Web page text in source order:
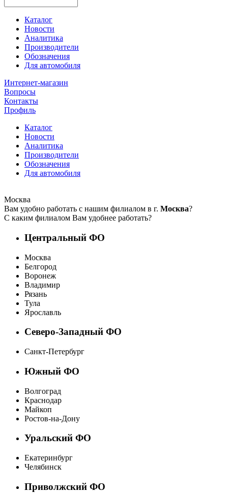
Каталог
Новости
Аналитика
Производители
Обозначения
Для автомобиля
Интернет-магазин
Вопросы
Контакты
Профиль
Каталог
Новости
Аналитика
Производители
Обозначения
Для автомобиля
Москва
Вам удобно работать с нашим филиалом в г. Москва?
С каким филиалом Вам удобнее работать?
Центральный ФО
Москва
Белгород
Воронеж
Владимир
Рязань
Тула
Ярославль
Северо-Западный ФО
Санкт-Петербург
Южный ФО
Волгоград
Краснодар
Майкоп
Ростов-на-Дону
Уральский ФО
Екатеринбург
Челябинск
Приволжский ФО